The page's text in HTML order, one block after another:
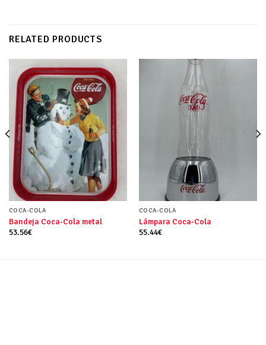
RELATED PRODUCTS
COCA-COLA
Bandeja Coca-Cola metal
53.56€
COCA-COLA
Lámpara Coca-Cola
55.44€